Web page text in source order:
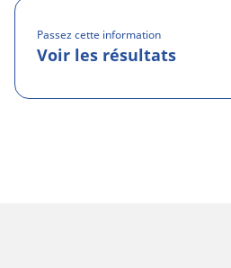
Passez cette information
Voir les résultats